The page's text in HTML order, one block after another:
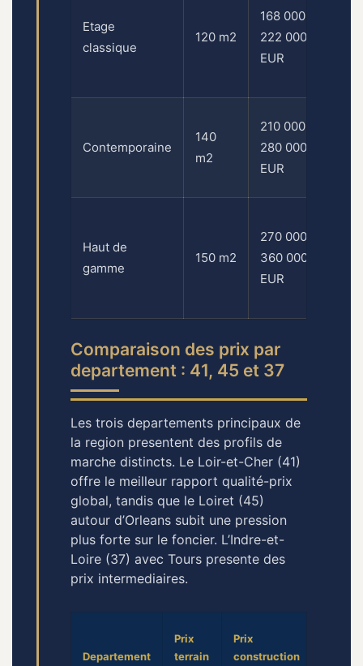
Etage
classique
120 m2
168 000 –
222 000
EUR
Contemporaine
140
m2
210 000 –
280 000
EUR
Haut de
gamme
150 m2
270 000 –
360 000
EUR
Comparaison des prix par
departement : 41, 45 et 37
Les trois departements principaux de
la region presentent des profils de
marche distincts. Le Loir-et-Cher (41)
offre le meilleur rapport qualité-prix
global, tandis que le Loiret (45)
autour d’Orleans subit une pression
plus forte sur le foncier. L’Indre-et-
Loire (37) avec Tours presente des
prix intermediaires.
Departement
Prix
terrain
Prix
construction